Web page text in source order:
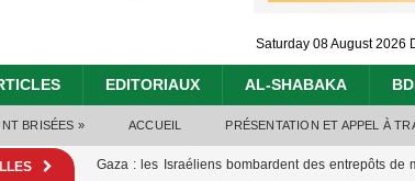
Saturday 08 August 2026
EDITORIAUX AL-SHABAKA
BRISÉES » ACCUEIL PRÉSENTATION ET APPEL À
Gaza : les Israéliens bombardent des entrepôts de